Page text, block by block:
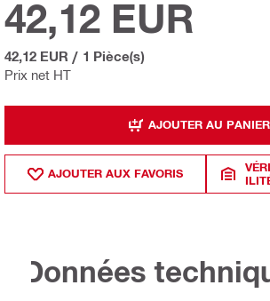
Prix net HT
42,12 EUR
42,12 EUR / 1 Pièce(s)
AJOUTER AU PANIER
AJOUTER AUX FAVORIS
Données